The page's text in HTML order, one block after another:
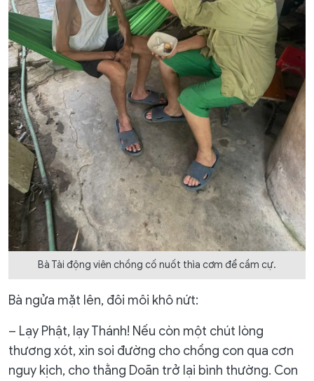
Bà Tài động viên chồng cố nuốt thìa cơm để cầm cự.
Bà ngửa mặt lên, đôi môi khô nứt:
– Lạy Phật, lạy Thánh! Nếu còn một chút lòng
thương xót, xin soi đường cho chồng con qua cơn
nguy kịch, cho thằng Doãn trở lại bình thường. Con